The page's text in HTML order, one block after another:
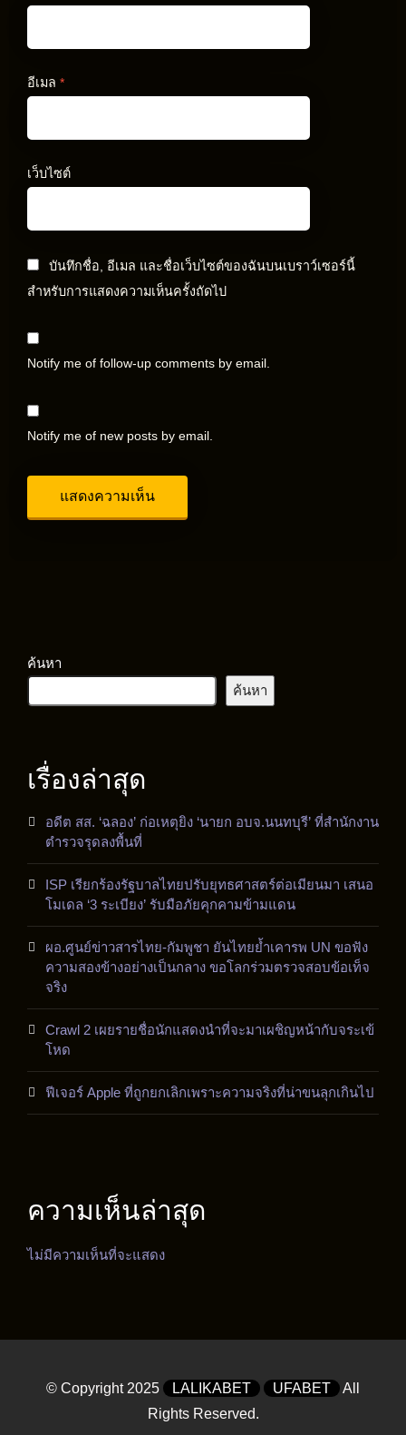
อีเมล *
เว็บไซต์
บันทึกชื่อ, อีเมล และชื่อเว็บไซต์ของฉันบนเบราว์เซอร์นี้
สำหรับการแสดงความเห็นครั้งถัดไป
Notify me of follow-up comments by email.
Notify me of new posts by email.
ค้นหา
ค้นหา
เรื่องล่าสุด
อดีต สส. ‘ฉลอง’ ก่อเหตุยิง ‘นายก อบจ.นนทบุรี’ ที่สำนักงาน
ตำรวจรุดลงพื้นที่
ISP เรียกร้องรัฐบาลไทยปรับยุทธศาสตร์ต่อเมียนมา เสนอ
โมเดล ‘3 ระเบียง’ รับมือภัยคุกคามข้ามแดน
ผอ.ศูนย์ข่าวสารไทย-กัมพูชา ยันไทยย้ำเคารพ UN ขอฟัง
ความสองข้างอย่างเป็นกลาง ขอโลกร่วมตรวจสอบข้อเท็จ
จริง
Crawl 2 เผยรายชื่อนักแสดงนำที่จะมาเผชิญหน้ากับจระเข้
โหด
ฟีเจอร์ Apple ที่ถูกยกเลิกเพราะความจริงที่น่าขนลุกเกินไป
ความเห็นล่าสุด
ไม่มีความเห็นที่จะแสดง
© Copyright 2025 LALIKABET UFABET
All
Rights Reserved.